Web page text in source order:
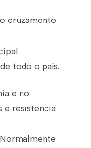
cruzamento
todo o país.
e no
e resistência